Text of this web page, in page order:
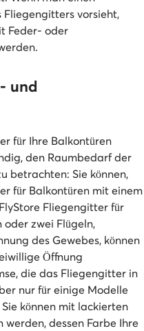
vorsieht,
Feder- oder
und
für Ihre Balkontüren
den Raumbedarf der
betrachten: Sie können,
für Balkontüren mit einem
Fliegengitter für
zwei Flügeln,
des Gewebes, können
Öffnung
die das Fliegengitter in
nur für einige Modelle
können mit lackierten
dessen Farbe Ihre